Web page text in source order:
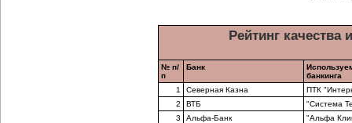
Рейтинг
№ п/
п
Банк
банкинга
1
Северная Казна
ПТК
2
ВТБ
"Система
3
Альфа-Банк "Альфа